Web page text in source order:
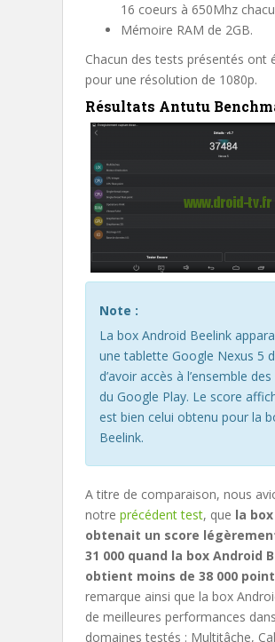
16 coeurs à 650Mhz
Mémoire RAM de 2GB.
Chacun des tests présentés ont
pour une résolution de 1080p.
Résultats Antutu
Note :
La box Android Beelink
une tablette Google Nexus 5
d’avoir accès à l’ensemble
du Google Play. Le score
est bien celui obtenu pour la
Beelink.
A titre de comparaison, nous
notre précédent test, que la
obtenait un score
31 000 quand la box Android
obtient moins de 38 000
remarque ainsi que la box
de meilleures performances
domaines testés : Multitâche,